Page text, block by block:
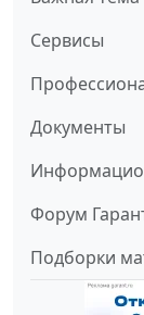
Сервисы
Документы
Форум
Подборки